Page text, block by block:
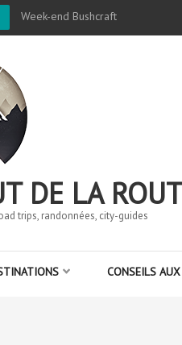
Week-end Bushcraft
DE LA
trips, randonnées, city-guides
CONSEILS